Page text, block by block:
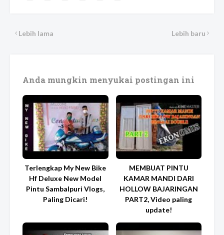
Lebih baru
Lebih lama
Anda mungkin menyukai postingan ini
Terlengkap My New Bike
Hf Deluxe New Model
Pintu Sambalpuri Vlogs,
Paling Dicari!
MEMBUAT PINTU
KAMAR MANDI DARI
HOLLOW BAJARINGAN
PART2, Video paling
update!